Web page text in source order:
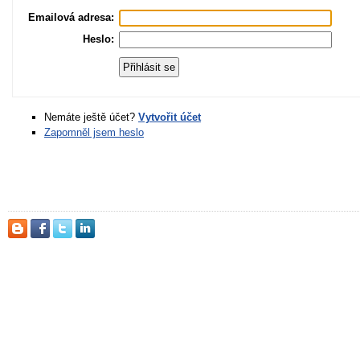
Emailová adresa:
Heslo:
Nemáte ještě účet? Vytvořit účet
Zapomněl jsem heslo